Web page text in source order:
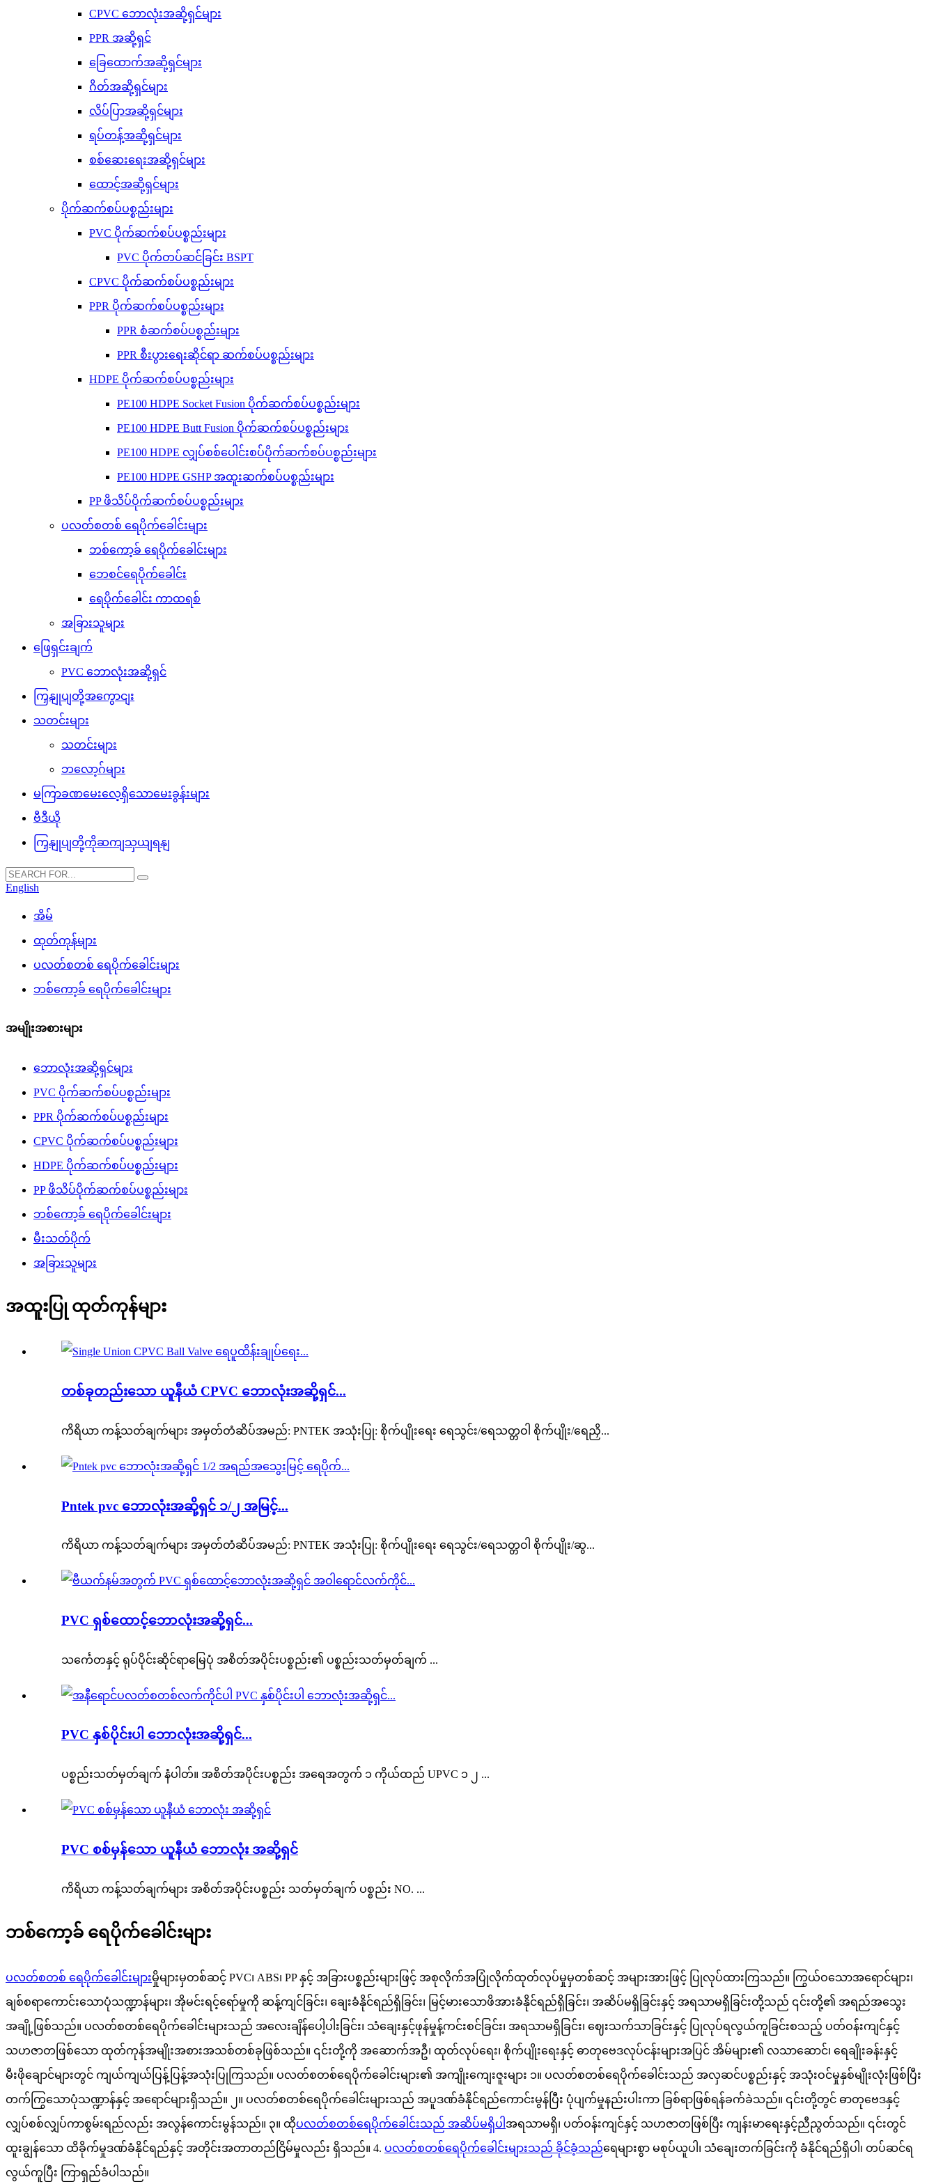
CPVC ဘောလုံးအဆို့ရှင်များ
PPR အဆို့ရှင်
ခြေထောက်အဆို့ရှင်များ
ဂိတ်အဆို့ရှင်များ
လိပ်ပြာအဆို့ရှင်များ
ရပ်တန့်အဆို့ရှင်များ
စစ်ဆေးရေးအဆို့ရှင်များ
ထောင့်အဆို့ရှင်များ
ပိုက်ဆက်စပ်ပစ္စည်းများ
PVC ပိုက်ဆက်စပ်ပစ္စည်းများ
PVC ပိုက်တပ်ဆင်ခြင်း BSPT
CPVC ပိုက်ဆက်စပ်ပစ္စည်းများ
PPR ပိုက်ဆက်စပ်ပစ္စည်းများ
PPR စံဆက်စပ်ပစ္စည်းများ
PPR စီးပွားရေးဆိုင်ရာ ဆက်စပ်ပစ္စည်းများ
HDPE ပိုက်ဆက်စပ်ပစ္စည်းများ
PE100 HDPE Socket Fusion ပိုက်ဆက်စပ်ပစ္စည်းများ
PE100 HDPE Butt Fusion ပိုက်ဆက်စပ်ပစ္စည်းများ
PE100 HDPE လျှပ်စစ်ပေါင်းစပ်ပိုက်ဆက်စပ်ပစ္စည်းများ
PE100 HDPE GSHP အထူးဆက်စပ်ပစ္စည်းများ
PP ဖိသိပ်ပိုက်ဆက်စပ်ပစ္စည်းများ
ပလတ်စတစ် ရေပိုက်ခေါင်းများ
ဘစ်ကော့ခ် ရေပိုက်ခေါင်းများ
ဘေစင်ရေပိုက်ခေါင်း
ရေပိုက်ခေါင်း ကာထရစ်
အခြားသူများ
ဖြေရှင်းချက်
PVC ဘောလုံးအဆို့ရှင်
ကြှနျုပျတို့အကွောငျး
သတင်းများ
သတင်းများ
ဘလော့ဂ်များ
မကြာခဏမေးလေ့ရှိသောမေးခွန်းများ
ဗီဒီယို
ကြှနျုပျတို့ကိုဆကျသှယျရနျ
English
အိမ်
ထုတ်ကုန်များ
ပလတ်စတစ် ရေပိုက်ခေါင်းများ
ဘစ်ကော့ခ် ရေပိုက်ခေါင်းများ
အမျိုးအစားများ
ဘောလုံးအဆို့ရှင်များ
PVC ပိုက်ဆက်စပ်ပစ္စည်းများ
PPR ပိုက်ဆက်စပ်ပစ္စည်းများ
CPVC ပိုက်ဆက်စပ်ပစ္စည်းများ
HDPE ပိုက်ဆက်စပ်ပစ္စည်းများ
PP ဖိသိပ်ပိုက်ဆက်စပ်ပစ္စည်းများ
ဘစ်ကော့ခ် ရေပိုက်ခေါင်းများ
မီးသတ်ပိုက်
အခြားသူများ
အထူးပြု ထုတ်ကုန်များ
တစ်ခုတည်းသော ယူနီယံ CPVC ဘောလုံးအဆို့ရှင်...
ကိရိယာ ကန့်သတ်ချက်များ အမှတ်တံဆိပ်အမည်: PNTEK အသုံးပြု: စိုက်ပျိုးရေး ရေသွင်း/ရေသတ္တဝါ စိုက်ပျိုး/ရေညှိ...
Pntek pvc ဘောလုံးအဆို့ရှင် ၁/၂ အမြင့်...
ကိရိယာ ကန့်သတ်ချက်များ အမှတ်တံဆိပ်အမည်: PNTEK အသုံးပြု: စိုက်ပျိုးရေး ရေသွင်း/ရေသတ္တဝါ စိုက်ပျိုး/ဆွ...
PVC ရှစ်ထောင့်ဘောလုံးအဆို့ရှင်...
သင်္ကေတနှင့် ရုပ်ပိုင်းဆိုင်ရာမြေပုံ အစိတ်အပိုင်းပစ္စည်း၏ ပစ္စည်းသတ်မှတ်ချက် ...
PVC နှစ်ပိုင်းပါ ဘောလုံးအဆို့ရှင်...
ပစ္စည်းသတ်မှတ်ချက် နံပါတ်။ အစိတ်အပိုင်းပစ္စည်း အရေအတွက် ၁ ကိုယ်ထည် UPVC ၁ ၂ ...
PVC စစ်မှန်သော ယူနီယံ ဘောလုံး အဆို့ရှင်
ကိရိယာ ကန့်သတ်ချက်များ အစိတ်အပိုင်းပစ္စည်း သတ်မှတ်ချက် ပစ္စည်း NO. ...
ဘစ်ကော့ခ် ရေပိုက်ခေါင်းများ
ပလတ်စတစ် ရေပိုက်ခေါင်းများမှိုများမှတစ်ဆင့် PVC၊ ABS၊ PP နှင့် အခြားပစ္စည်းများဖြင့် အစုလိုက်အပြုံလိုက်ထုတ်လုပ်မှုမှတစ်ဆင့် အများအားဖြင့် ပြုလုပ်ထားကြသည်။ ကြွယ်ဝသောအရောင်များ၊
ချစ်စရာကောင်းသောပုံသဏ္ဍာန်များ၊ အိုမင်းရင့်ရော်မှုကို ဆန့်ကျင်ခြင်း၊ ချေးခံနိုင်ရည်ရှိခြင်း၊ မြင့်မားသောဖိအားခံနိုင်ရည်ရှိခြင်း၊ အဆိပ်မရှိခြင်းနှင့် အရသာမရှိခြင်းတို့သည် ၎င်းတို့၏ အရည်အသွေး
အချို့ဖြစ်သည်။ ပလတ်စတစ်ရေပိုက်ခေါင်းများသည် အလေးချိန်ပေါ့ပါးခြင်း၊ သံချေးနှင့်ဖုန်မှုန့်ကင်းစင်ခြင်း၊ အရသာမရှိခြင်း၊ ဈေးသက်သာခြင်းနှင့် ပြုလုပ်ရလွယ်ကူခြင်းစသည့် ပတ်ဝန်းကျင်နှင့်
သဟဇာတဖြစ်သော ထုတ်ကုန်အမျိုးအစားအသစ်တစ်ခုဖြစ်သည်။ ၎င်းတို့ကို အဆောက်အဦ၊ ထုတ်လုပ်ရေး၊ စိုက်ပျိုးရေးနှင့် ဓာတုဗေဒလုပ်ငန်းများအပြင် အိမ်များ၏ လသာဆောင်၊ ရေချိုးခန်းနှင့်
မီးဖိုချောင်များတွင် ကျယ်ကျယ်ပြန့်ပြန့်အသုံးပြုကြသည်။ ပလတ်စတစ်ရေပိုက်ခေါင်းများ၏ အကျိုးကျေးဇူးများ ၁။ ပလတ်စတစ်ရေပိုက်ခေါင်းသည် အလှဆင်ပစ္စည်းနှင့် အသုံးဝင်မှုနှစ်မျိုးလုံးဖြစ်ပြီး
တက်ကြွသောပုံသဏ္ဍာန်နှင့် အရောင်များရှိသည်။ ၂။ ပလတ်စတစ်ရေပိုက်ခေါင်းများသည် အပူဒဏ်ခံနိုင်ရည်ကောင်းမွန်ပြီး ပုံပျက်မှုနည်းပါးကာ ခြစ်ရာဖြစ်ရန်ခက်ခဲသည်။ ၎င်းတို့တွင် ဓာတုဗေဒနှင့်
လျှပ်စစ်လျှပ်ကာစွမ်းရည်လည်း အလွန်ကောင်းမွန်သည်။ ၃။ ထိုပလတ်စတစ်ရေပိုက်ခေါင်းသည် အဆိပ်မရှိပါ အရသာမရှိ၊ ပတ်ဝန်းကျင်နှင့် သဟဇာတဖြစ်ပြီး ကျန်းမာရေးနှင့်ညီညွတ်သည်။ ၎င်းတွင်
ထူးချွန်သော ထိခိုက်မှုဒဏ်ခံနိုင်ရည်နှင့် အတိုင်းအတာတည်ငြိမ်မှုလည်း ရှိသည်။ 4. ပလတ်စတစ်ရေပိုက်ခေါင်းများသည် ခိုင်ခံ့သည်ရေများစွာ မစုပ်ယူပါ၊ သံချေးတက်ခြင်းကို ခံနိုင်ရည်ရှိပါ၊ တပ်ဆင်ရ
လွယ်ကူပြီး ကြာရှည်ခံပါသည်။